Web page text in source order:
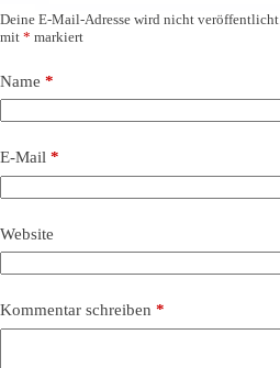
Deine E-Mail-Adresse wird nicht veröffentlicht.
mit * markiert
Name *
E-Mail *
Website
Kommentar schreiben *